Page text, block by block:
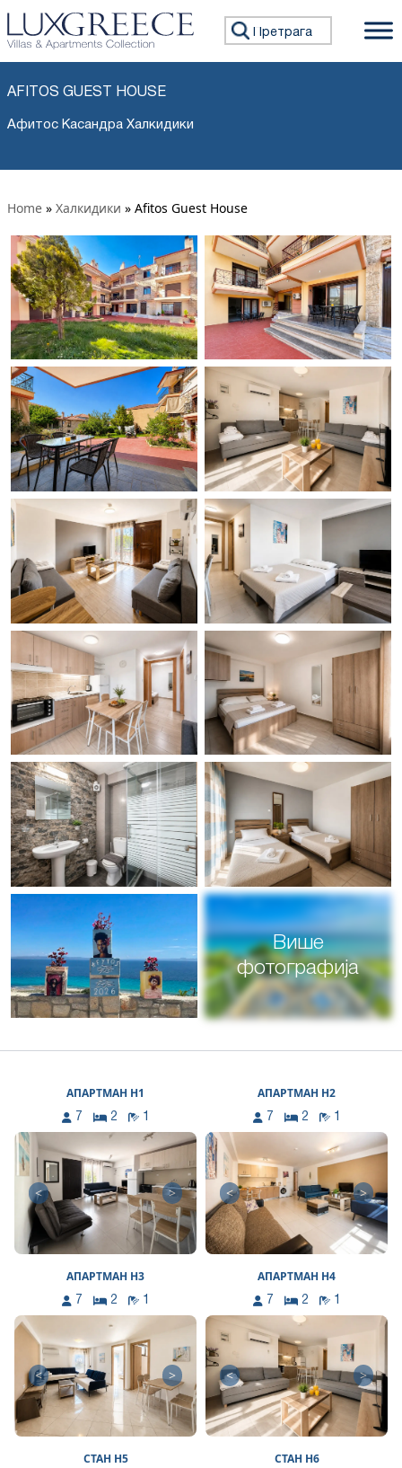
Претражи:
AFITOS GUEST HOUSE
Афитос Касандра Халкидики
Home » Халкидики » Afitos Guest House
Више
фотографија
АПАРТМАН Н1
7 2 1
< >
АПАРТМАН Н2
7 2 1
< >
АПАРТМАН Н3
7 2 1
< >
АПАРТМАН Н4
7 2 1
< >
СТАН Н5 СТАН Н6